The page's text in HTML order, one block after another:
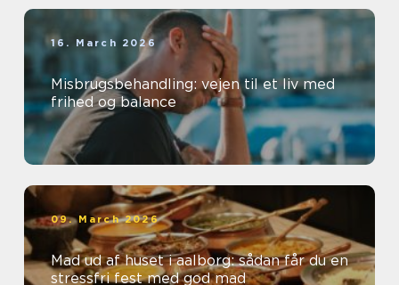
16. March 2026
Misbrugsbehandling: vejen til et liv med
frihed og balance
09. March 2026
Mad ud af huset i aalborg: sådan får du en
stressfri fest med god mad